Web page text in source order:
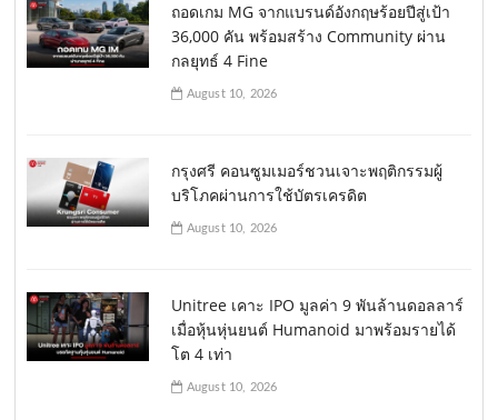
ถอดเกม MG จากแบรนด์อังกฤษร้อยปีสู่เป้า
36,000 คัน พร้อมสร้าง Community ผ่าน
กลยุทธ์ 4 Fine
August 10, 2026
กรุงศรี คอนซูมเมอร์ชวนเจาะพฤติกรรมผู้
บริโภคผ่านการใช้บัตรเครดิต
August 10, 2026
Unitree เคาะ IPO มูลค่า 9 พันล้านดอลลาร์
เมื่อหุ้นหุ่นยนต์ Humanoid มาพร้อมรายได้
โต 4 เท่า
August 10, 2026